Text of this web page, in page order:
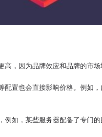
，因为品牌效应和品牌的市场
置也会直接影响价格。例如，
如，某些服务器配备了专门的